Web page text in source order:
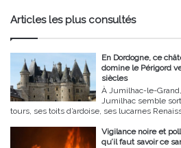
Articles les plus consultés
En Dordogne, ce
domine le Périgord
siècles
À Jumilhac-le-
Jumilhac semble
tours, ses toits d’ardoise, ses lucarnes
Vigilance noire et
qu’il faut savoir ce